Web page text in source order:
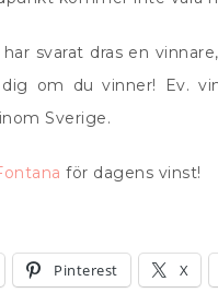
svarat dras en
om du vinner! Ev.
Sverige.
för dagens vinst!
Pinterest X